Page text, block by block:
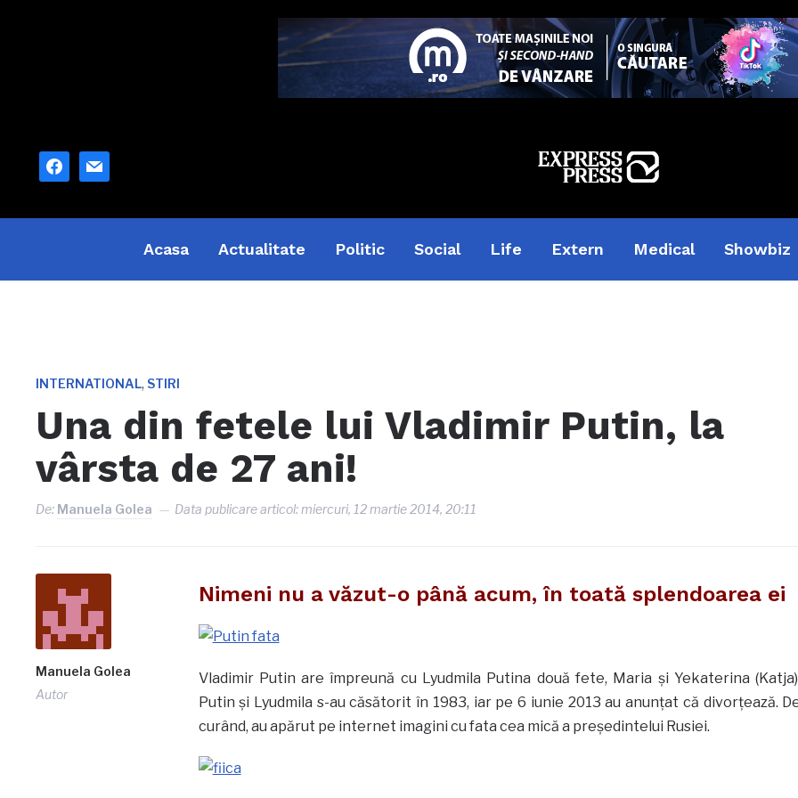
facebook
mail
Acasa Actualitate Politic Social Life Extern Medical Showbiz
INTERNATIONAL, STIRI
Una din fetele lui Vladimir Putin, la
vârsta de 27 ani!
De: Manuela Golea Data publicare articol: miercuri, 12 martie 2014, 20:11
Manuela Golea
Autor
Nimeni nu a văzut-o până acum, în toată splendoarea ei
Vladimir Putin are împreună cu Lyudmila Putina două fete, Maria şi Yekaterina
Putin şi Lyudmila s-au căsătorit în 1983, iar pe 6 iunie 2013 au anunţat că divorţează.
curând, au apărut pe internet imagini cu fata cea mică a preşedintelui Rusiei.